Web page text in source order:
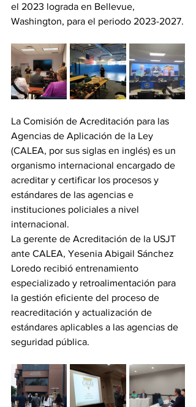
el 2023 lograda en Bellevue,
Washington, para el periodo 2023-2027.
La Comisión de Acreditación para las
Agencias de Aplicación de la Ley
(CALEA, por sus siglas en inglés) es un
organismo internacional encargado de
acreditar y certificar los procesos y
estándares de las agencias e
instituciones policiales a nivel
internacional.
La gerente de Acreditación de la USJT
ante CALEA, Yesenia Abigail Sánchez
Loredo recibió entrenamiento
especializado y retroalimentación para
la gestión eficiente del proceso de
reacreditación y actualización de
estándares aplicables a las agencias de
seguridad pública.